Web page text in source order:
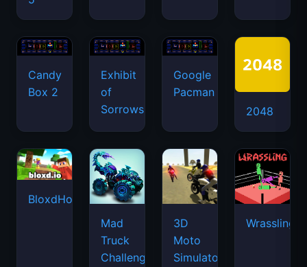
Candy
Box 2
Exhibit
of
Sorrows
Google
Pacman
2048
BloxdHop.io
Mad
Truck
Challenge
3D
Moto
Simulator
Wrassling